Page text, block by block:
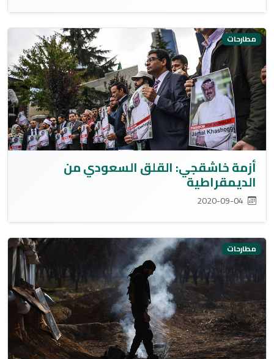
مطارحات
أزمة خاشقجي: القلق السعودي من
الديمقراطية
مطارحات